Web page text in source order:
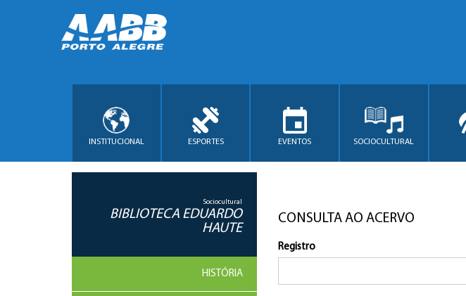
INSTITUCIONAL ESPORTES EVENTOS SOCIOCULTURAL
Sociocultural
BIBLIOTECA EDUARDO
HAUTE
HISTÓRIA
CONSULTA AO ACERVO
Registro